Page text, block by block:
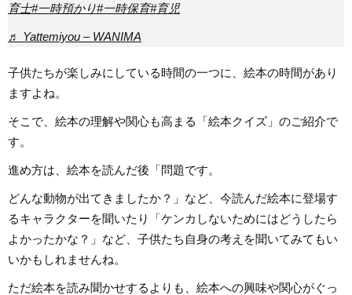
育士#一時預かり#一時保育#育児
♬ Yattemiyou – WANIMA
子供たちが楽しみにしている時間の一つに、絵本の時間があり
ますよね。
そこで、絵本の理解や関心も高まる「絵本クイズ」のご紹介で
す。
進め方は、絵本を読んだ後「問題です。
どんな動物が出てきましたか？」など、今読んだ絵本に登場す
るキャラクターを聞いたり「ケンカしないためにはどうしたら
よかったかな？」など、子供たち自身の考えを聞いてみてもい
いかもしれませんね。
ただ絵本を読み聞かせするよりも、絵本への興味や関心がぐっ